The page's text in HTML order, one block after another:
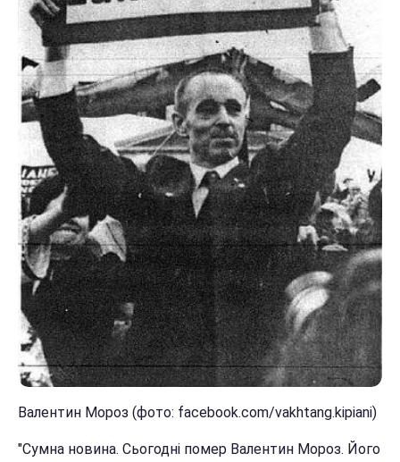
Валентин Мороз (фото: facebook.com/vakhtang.kipiani)
"Сумна новина. Сьогодні помер Валентин Мороз. Його